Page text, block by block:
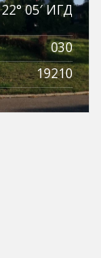
22° 05′ ИГД
030
19210